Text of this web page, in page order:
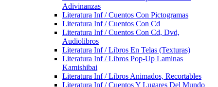
Adivinanzas
Literatura Inf / Cuentos Con Pictogramas
Literatura Inf / Cuentos Con Cd
Literatura Inf / Cuentos Con Cd, Dvd,
Audiolibros
Literatura Inf / Libros En Telas (Texturas)
Literatura Inf / Libros Pop-Up Laminas
Kamishibai
Literatura Inf / Libros Animados, Recortables
Literatura Inf / Cuentos Y Lugares Del Mundo